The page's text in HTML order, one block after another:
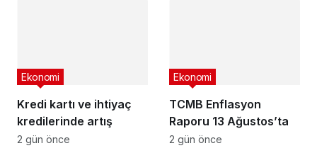
Kredi kartı ve ihtiyaç
kredilerinde artış
Ekonomi
2 gün önce
TCMB Enflasyon
Raporu 13 Ağustos’ta
Ekonomi
2 gün önce